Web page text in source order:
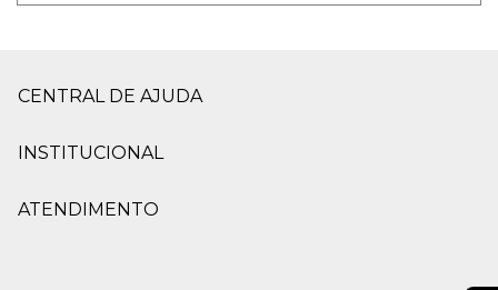
CENTRAL DE AJUDA
INSTITUCIONAL
ATENDIMENTO